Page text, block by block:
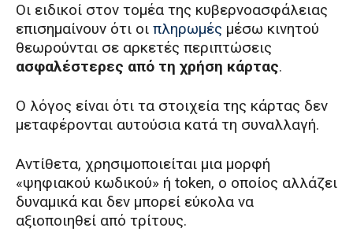
Οι ειδικοί στον τομέα της κυβερνοασφάλειας
επισημαίνουν ότι οι πληρωμές μέσω κινητού
θεωρούνται σε αρκετές περιπτώσεις
ασφαλέστερες από τη χρήση κάρτας.
Ο λόγος είναι ότι τα στοιχεία της κάρτας δεν
μεταφέρονται αυτούσια κατά τη συναλλαγή.
Αντίθετα, χρησιμοποιείται μια μορφή
«ψηφιακού κωδικού» ή token, ο οποίος αλλάζει
δυναμικά και δεν μπορεί εύκολα να
αξιοποιηθεί από τρίτους.